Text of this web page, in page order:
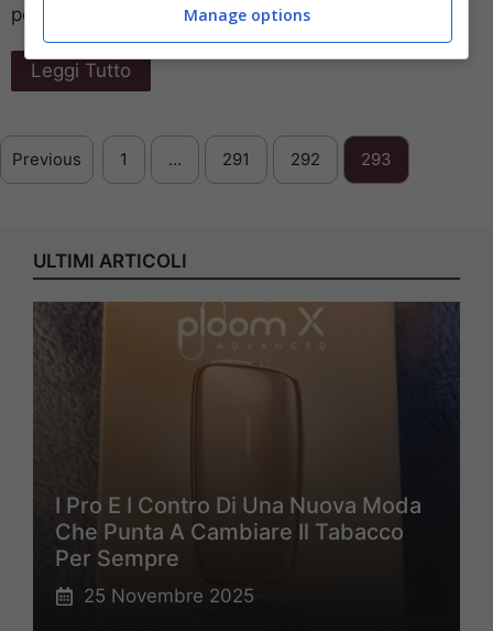
pensando ...
Leggi Tutto
Previous 1 … 291 292 293
ULTIMI ARTICOLI
I Pro E I Contro Di Una Nuova Moda
Che Punta A Cambiare Il Tabacco
Per Sempre
25 Novembre 2025
Manage options